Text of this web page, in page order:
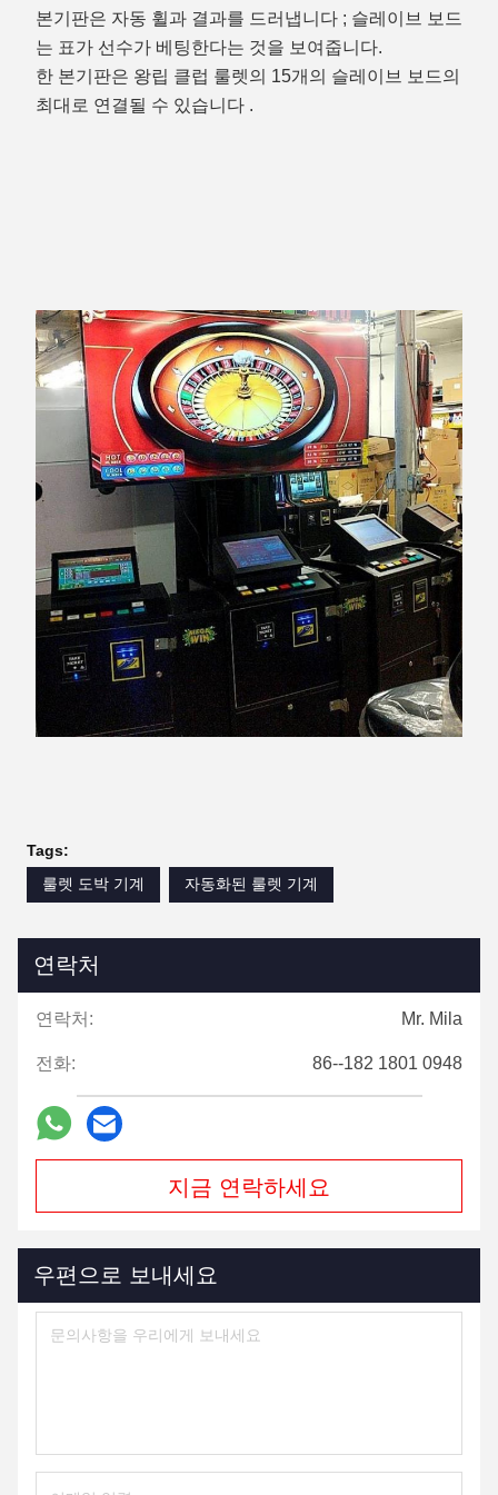
본기판은 자동 휠과 결과를 드러냅니다 ; 슬레이브 보드
는 표가 선수가 베팅한다는 것을 보여줍니다.
한 본기판은 왕립 클럽 룰렛의 15개의 슬레이브 보드의
최대로 연결될 수 있습니다 .
Tags:
룰렛 도박 기계
자동화된 룰렛 기계
연락처
연락처: Mr. Mila
전화: 86--182 1801 0948
지금 연락하세요
우편으로 보내세요